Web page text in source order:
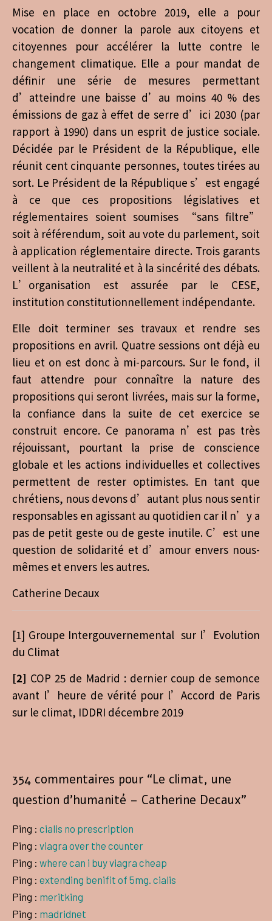
Mise en place en octobre 2019, elle a pour
vocation de donner la parole aux citoyens et
citoyennes pour accélérer la lutte contre le
changement climatique. Elle a pour mandat de
définir une série de mesures permettant
d’atteindre une baisse d’au moins 40 % des
émissions de gaz à effet de serre d’ici 2030 (par
rapport à 1990) dans un esprit de justice sociale.
Décidée par le Président de la République, elle
réunit cent cinquante personnes, toutes tirées au
sort. Le Président de la République s’est engagé
à ce que ces propositions législatives et
réglementaires soient soumises “sans filtre”
soit à référendum, soit au vote du parlement, soit
à application réglementaire directe. Trois garants
veillent à la neutralité et à la sincérité des débats.
L’organisation est assurée par le CESE,
institution constitutionnellement indépendante.
Elle doit terminer ses travaux et rendre ses
propositions en avril. Quatre sessions ont déjà eu
lieu et on est donc à mi-parcours. Sur le fond, il
faut attendre pour connaître la nature des
propositions qui seront livrées, mais sur la forme,
la confiance dans la suite de cet exercice se
construit encore. Ce panorama n’est pas très
réjouissant, pourtant la prise de conscience
globale et les actions individuelles et collectives
permettent de rester optimistes. En tant que
chrétiens, nous devons d’autant plus nous sentir
responsables en agissant au quotidien car il n’y a
pas de petit geste ou de geste inutile. C’est une
question de solidarité et d’amour envers nous-
mêmes et envers les autres.
Catherine Decaux
[1] Groupe Intergouvernemental sur l’Evolution
du Climat
[2] COP 25 de Madrid : dernier coup de semonce
avant l’heure de vérité pour l’Accord de Paris
sur le climat, IDDRI décembre 2019
354 commentaires pour “Le climat, une
question d’humanité – Catherine Decaux”
Ping : cialis no prescription
Ping : viagra over the counter
Ping : where can i buy viagra cheap
Ping : extending benifit of 5mg. cialis
Ping : meritking
Ping : madridnet